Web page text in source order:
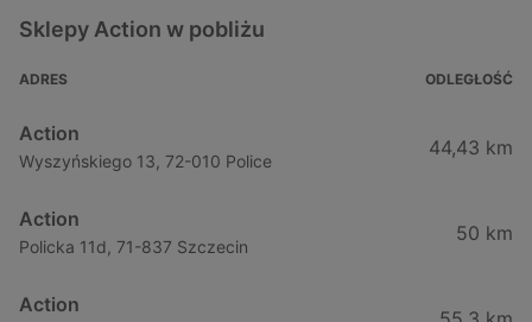
Sklepy Action w pobliżu
ADRES ODLEGŁOŚĆ
Action
Wyszyńskiego 13, 72-010 Police
44,43 km
Action
Policka 11d, 71-837 Szczecin
50 km
Action